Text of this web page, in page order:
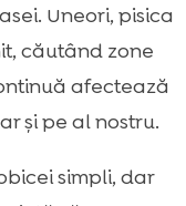
Uneori, pisica
căutând zone
afectează
și pe al nostru.
simpli, dar